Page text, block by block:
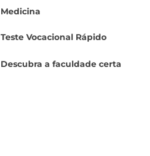
Medicina
Teste Vocacional Rápido
Descubra a faculdade certa